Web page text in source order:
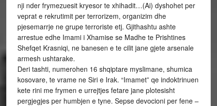
nji nder frymezuesit kryesor te xhihadit…(Ai) dyshohet per
veprat e rekrutimit per terrorizem, organizim dhe
pjesemarrje ne grupe terroriste etj. Gjithashtu ashte
arrestue edhe Imami i Xhamise se Madhe te Prishtines
Shefqet Krasniqi, ne banesen e te cilit jane gjete arsenale
armesh ushtarake.
Deri tashti, numerohen 16 shqiptare myslimane, shumica
kosovare, te vrame ne Siri e Irak. “Imamet” qe indoktrinuen
kete rini me frymen e urrejtjes fetare jane plotesisht
pergjegjes per humbjen e tyne. Sepse devocioni per fene –